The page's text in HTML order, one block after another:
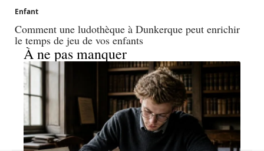
Enfant
Comment une ludothèque à Dunkerque peut enrichir
le temps de jeu de vos enfants
À ne pas manquer